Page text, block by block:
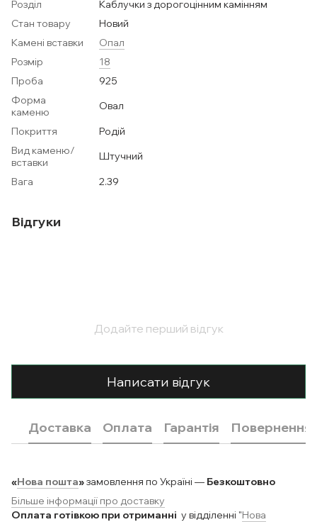
Розділ
Каблучки з дорогоцінним камінням
Стан товару
Новий
Камені вставки
Опал
Розмір
18
Проба
925
Форма
каменю
Овал
Покриття
Родій
Вид каменю/
вставки
Штучний
Вага
2.39
Відгуки
Додайте перший відгук
Написати відгук
Доставка Оплата Гарантія Повернення
«Нова пошта»замовлення по Україні — Безкоштовно
Більше інформації про доставку
Оплата готівкою при отриманні у відділенні "Нова